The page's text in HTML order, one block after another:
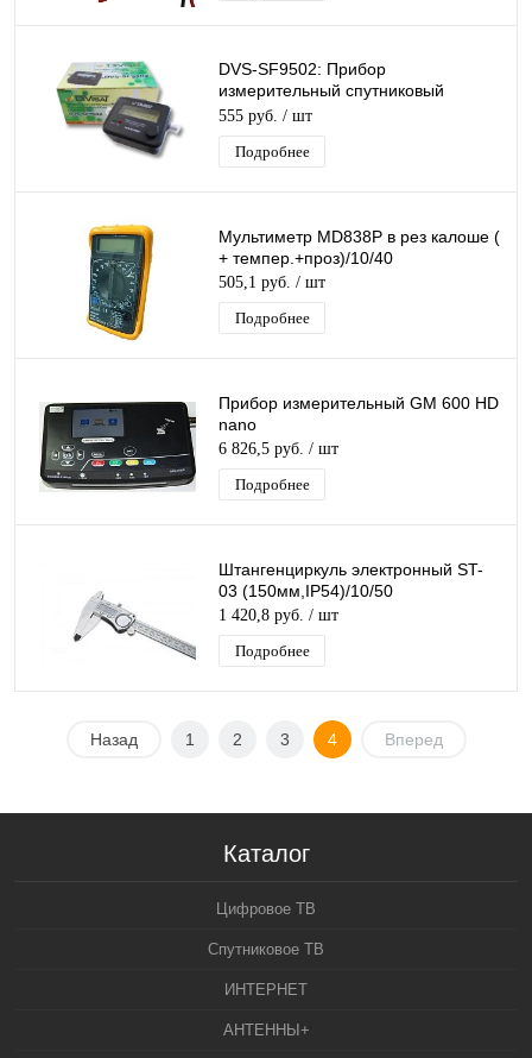
DVS-SF9502: Прибор
измерительный спутниковый
стрелочный со светодиодной
индикацией DiViSat (100)
555 руб. / шт
Подробнее
Мультиметр MD838P в рез калоше (
+ темпер.+проз)/10/40
505,1 руб. / шт
Подробнее
Прибор измерительный GM 600 HD
nano
6 826,5 руб. / шт
Подробнее
Штангенциркуль электронный ST-
03 (150мм,IP54)/10/50
1 420,8 руб. / шт
Подробнее
Назад 1 2 3 4 Вперед
Каталог
Цифровое ТВ
Спутниковое ТВ
ИНТЕРНЕТ
АНТЕННЫ+